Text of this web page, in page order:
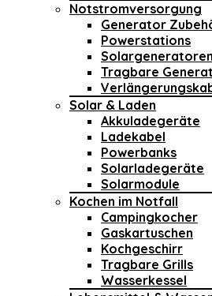
Notstromversorgung
Generator
Powerstations
Solargeneratoren
Tragbare
Solar & Laden
Akkuladegeräte
Ladekabel
Powerbanks
Solarladegeräte
Solarmodule
Kochen im Notfall
Campingkocher
Gaskartuschen
Kochgeschirr
Tragbare Grills
Wasserkessel